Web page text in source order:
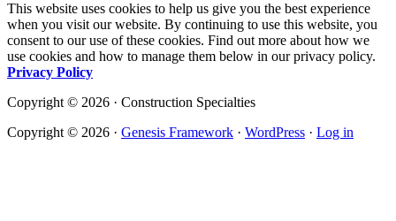
This website uses cookies to help us give you the best experience
when you visit our website. By continuing to use this website, you
consent to our use of these cookies. Find out more about how we
use cookies and how to manage them below in our privacy policy.
Privacy Policy
Copyright © 2026 · Construction Specialties
Copyright © 2026 · Genesis Framework · WordPress · Log in